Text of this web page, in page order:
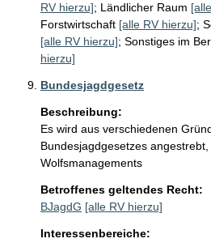
RV hierzu]; Ländlicher Raum
Forstwirtschaft [alle RV hierzu];
[alle RV hierzu]; Sonstiges im
hierzu]
Bundesjagdgesetz
Beschreibung:
Es wird aus verschiedenen
Bundesjagdgesetzes
Wolfsmanagements
Betroffenes geltendes Recht:
BJagdG [alle RV hierzu]
Interessenbereiche: